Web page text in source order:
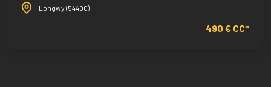
Longwy (54400)
490 € CC*